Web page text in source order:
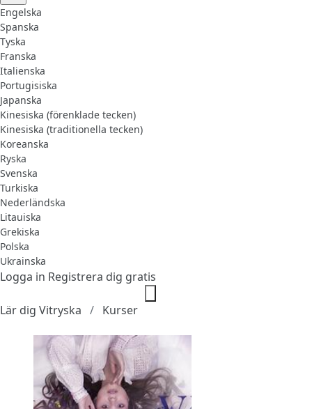
Engelska
Spanska
Tyska
Franska
Italienska
Portugisiska
Japanska
Kinesiska (förenklade tecken)
Kinesiska (traditionella tecken)
Koreanska
Ryska
Svenska
Turkiska
Nederländska
Litauiska
Grekiska
Polska
Ukrainska
Logga in Registrera dig gratis
Lär dig Vitryska Kurser